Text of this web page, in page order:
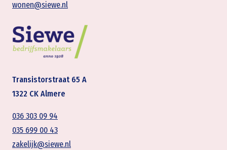
wonen@siewe.nl
Transistorstraat 65 A
1322 CK Almere
036 303 09 94
035 699 00 43
zakelijk@siewe.nl